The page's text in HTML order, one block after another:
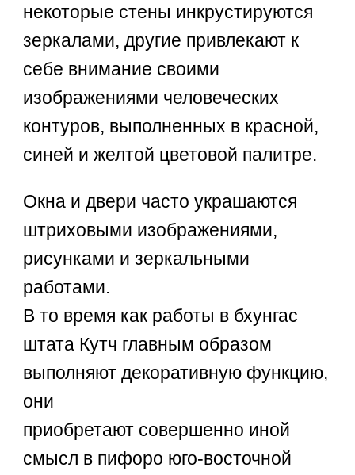
некоторые стены инкрустируются
зеркалами, другие привлекают к
себе внимание своими
изображениями человеческих
контуров, выполненных в красной,
синей и желтой цветовой палитре.
Окна и двери часто украшаются
штриховыми изображениями,
рисунками и зеркальными
работами.
В то время как работы в бхунгас
штата Кутч главным образом
выполняют декоративную функцию,
они
приобретают совершенно иной
смысл в пифоро юго-восточной